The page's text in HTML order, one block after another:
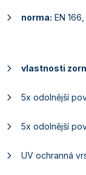
norma: EN
vlastnosti
5x odolnější
5x odolnější
UV ochranná